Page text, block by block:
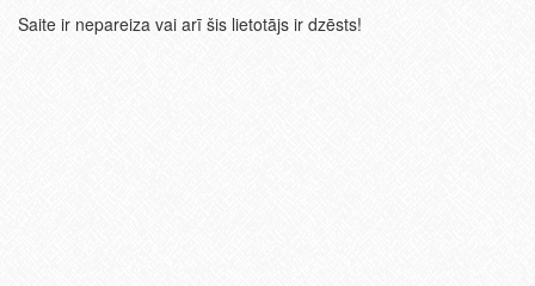
Saite ir nepareiza vai arī šis lietotājs ir dzēsts!